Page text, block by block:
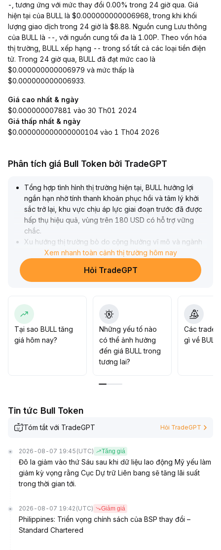
-, tương ứng với mức thay đổi 0.00% trong 24 giờ qua. Giá
hiện tại của BULL là $0.000000000006968, trong khi khối
lượng giao dịch trong 24 giờ là $8.88. Nguồn cung Lưu thông
của BULL là --, với nguồn cung tối đa là 1.00P. Theo vốn hóa
thị trường, BULL xếp hạng -- trong số tất cả các loại tiền điện
tử. Trong 24 giờ qua, BULL đã đạt mức cao là
$0.000000000006979 và mức thấp là
$0.000000000006933.
Giá cao nhất & ngày
$0.000000007881 vào 30 Th01 2024
Giá thấp nhất & ngày
$0.000000000000000104 vào 1 Th04 2026
Phân tích giá Bull Token bởi TradeGPT
Tổng hợp tình hình thị trường hiện tại, BULL hưởng lợi
ngắn hạn nhờ tính thanh khoản phục hồi và tâm lý khởi
sắc trở lại, khu vực chịu áp lực giai đoạn trước đã được
hấp thụ hiệu quả, vùng trên 180 USD có hỗ trợ vững
chắc.
Xu hướng thị trường bò do cộng hưởng vĩ mô và ngành
đã xác lập rõ ràng, dòng tiền dài hạn tiếp tục đổ vào,
thế mạnh bên mua được củng cố
Lời đồn được làm rõ và tác động tiêu cực mờ nhạt dần
dịch, chiến lược là tích lũy lúc điều chỉnh, cảnh giác rủi
ro cực đoan cuối kỳ
Xem nhanh toàn cảnh thị trường hôm nay
Hỏi TradeGPT
Tại sao BULL tăng
giá hôm nay?
Những yếu tố nào
có thể ảnh hưởng
đến giá BULL trong
tương lai?
Các trader
gì về BULL?
Tin tức Bull Token
Tóm tắt với TradeGPT Hỏi TradeGPT
2026-08-07 19:45 (UTC) Tăng giá
Đô la giảm vào thứ Sáu sau khi dữ liệu lao động Mỹ yếu làm
giảm kỳ vọng rằng Cục Dự trữ Liên bang sẽ tăng lãi suất
trong thời gian tới.
2026-08-07 19:42 (UTC) Giảm giá
Philippines: Triển vọng chính sách của BSP thay đổi –
Standard Chartered